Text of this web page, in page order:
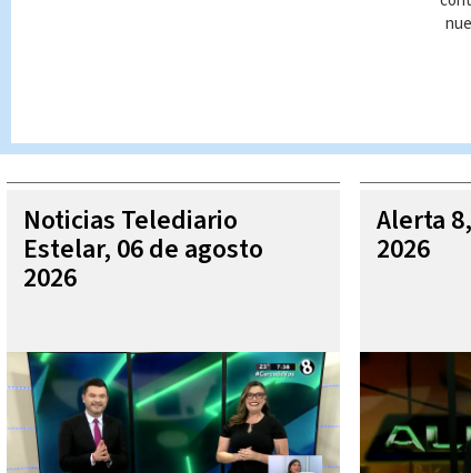
Queda prohibida la reproducción total o parcial del
autorizada constituye una infracción y un delito de
Noticias Telediario
Estelar, 06 de agosto
2026
Alerta
2026